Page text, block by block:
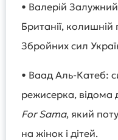
• Валерій
Британії,
Збройних сил
• Ваад Аль-Катеб:
режисерка,
For Sama, який
на жінок і дітей.